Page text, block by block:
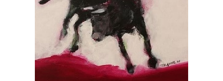
ΕΠΙΣΚΕΠΤΗΣ